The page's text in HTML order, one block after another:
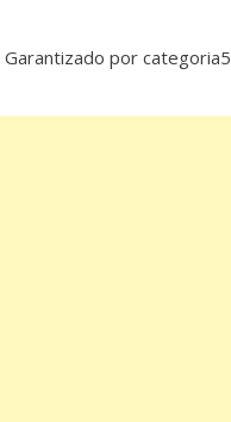
Garantizado por categoria5